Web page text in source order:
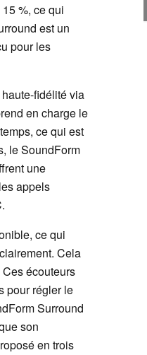
%, ce qui
est un
pour les
fidélité via
en charge le
ce qui est
le SoundForm
une
appels
ce qui
Cela
écouteurs
pour régler le
Surround
son
en trois